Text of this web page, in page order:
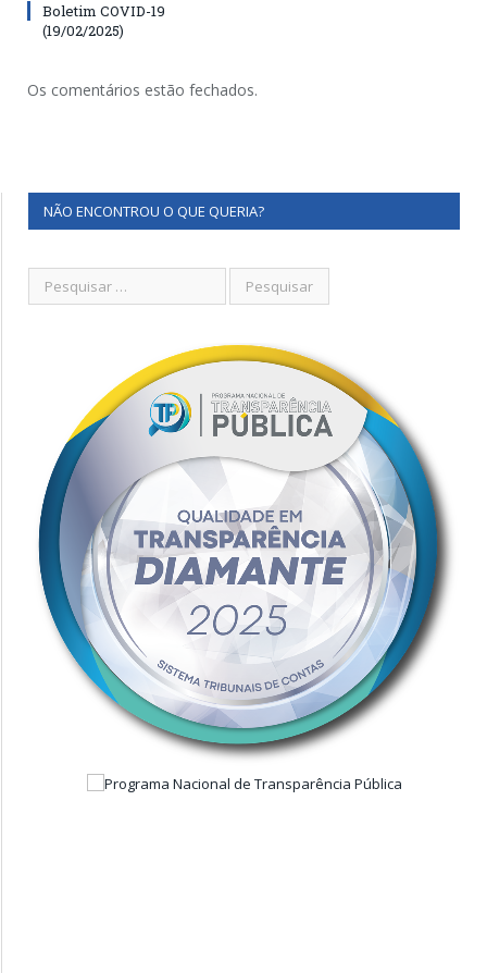
Boletim COVID-19
(19/02/2025)
Os comentários estão fechados.
NÃO ENCONTROU O QUE QUERIA?